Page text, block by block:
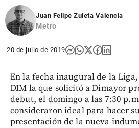
Juan Felipe Zuleta Valencia
Metro
20 de julio de 2019
En la fecha inaugural de la
DIM la que solicitó a Dimayor
debut, el domingo a las 7:30
consideraron ideal para hacer
presentación de la nueva